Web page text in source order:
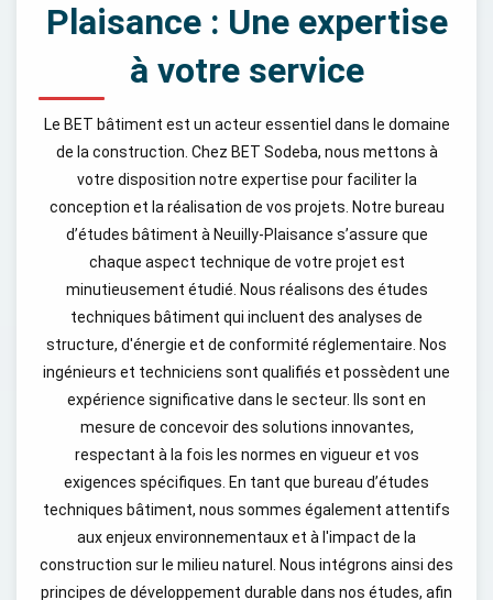
Plaisance : Une expertise
à votre service
Le BET bâtiment est un acteur essentiel dans le domaine
de la construction. Chez BET Sodeba, nous mettons à
votre disposition notre expertise pour faciliter la
conception et la réalisation de vos projets. Notre bureau
d’études bâtiment à Neuilly-Plaisance s’assure que
chaque aspect technique de votre projet est
minutieusement étudié. Nous réalisons des études
techniques bâtiment qui incluent des analyses de
structure, d'énergie et de conformité réglementaire. Nos
ingénieurs et techniciens sont qualifiés et possèdent une
expérience significative dans le secteur. Ils sont en
mesure de concevoir des solutions innovantes,
respectant à la fois les normes en vigueur et vos
exigences spécifiques. En tant que bureau d’études
techniques bâtiment, nous sommes également attentifs
aux enjeux environnementaux et à l'impact de la
construction sur le milieu naturel. Nous intégrons ainsi des
principes de développement durable dans nos études, afin